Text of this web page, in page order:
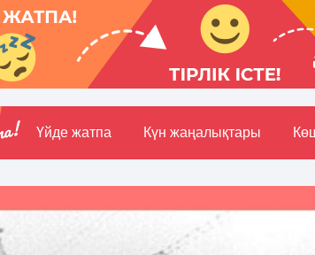
Үйде жатпа Күн жаңалықтары